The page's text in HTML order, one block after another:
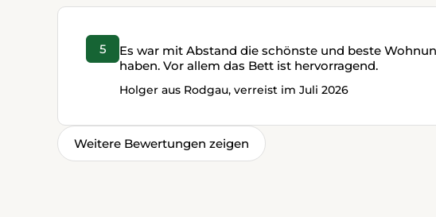
5
Es war mit Abstand die schönste und beste
haben. Vor allem das Bett ist hervorragend.
Holger aus Rodgau, verreist im Juli 2026
Weitere Bewertungen zeigen